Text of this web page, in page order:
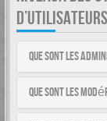
D’UTILISATEURS
Que sont les
Que sont les